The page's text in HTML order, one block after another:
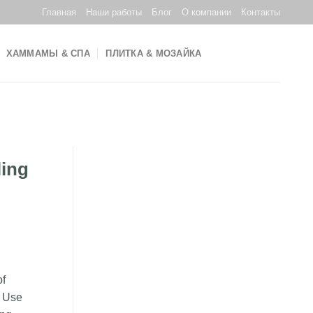
Главная Наши работы Блог О компании Контакты
ХАММАМЫ & СПА ПЛИТКА & МОЗАЙКА
Use